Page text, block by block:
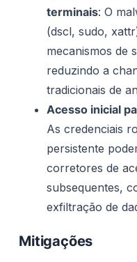
terminais: O
(dscl, sudo,
mecanismos de
reduzindo a
tradicionais de
Acesso inicial
As credenciais
persistente
corretores de
subsequentes,
exfiltração de
Mitigações